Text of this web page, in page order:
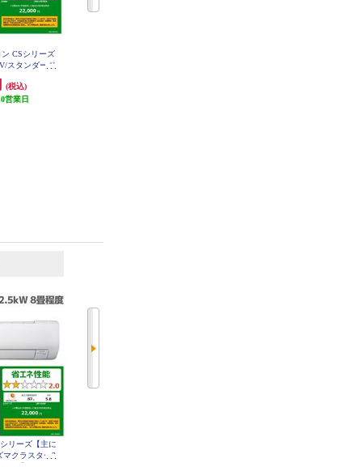
CSシリーズ
スタンダード
(税込)
営業日
リーズ【主に
マクラスター2